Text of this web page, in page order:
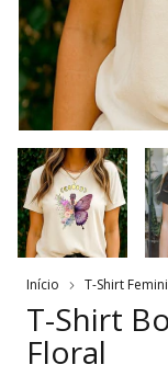
Início T-Shirt
T-Shirt
Floral